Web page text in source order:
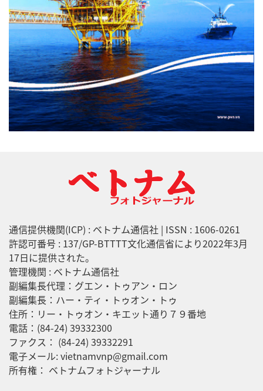
通信提供機関(ICP) : ベトナム通信社 | ISSN : 1606-0261
許認可番号 : 137/GP-BTTTT文化通信省により2022年3月
17日に提供された。
管理機関 : ベトナム通信社
副編集長代理：グエン・トゥアン・ロン
副編集長：ハー・ティ・トゥオン・トゥ
住所：リー・トゥオン・キエット通り７９番地
電話：(84-24) 39332300
ファクス： (84-24) 39332291
電子メール: vietnamvnp@gmail.com
所有権： ベトナムフォトジャーナル